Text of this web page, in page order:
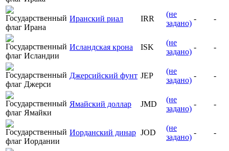
Иранский риал IRR
(не
задано)
- -
Исландская крона ISK
(не
задано)
- -
Джерсийский фунт JEP
(не
задано)
- -
Ямайский доллар JMD
(не
задано)
- -
Иорданский динар JOD
(не
задано)
- -